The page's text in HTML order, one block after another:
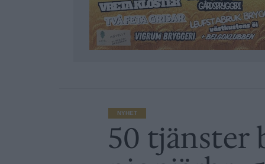
NYHET
50 tjänster